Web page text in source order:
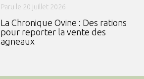
Paru le 20 juillet 2026
La Chronique Ovine : Des rations
pour reporter la vente des
agneaux